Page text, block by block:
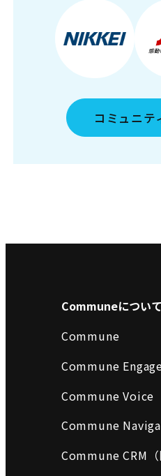
コミュニテ
Communeについて
Commune
Commune
Commune Voice
Commune
Commune CRM（